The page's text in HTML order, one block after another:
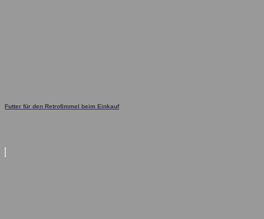
Futter für den Retrofimmel beim Einkauf